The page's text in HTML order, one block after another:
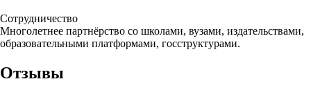
Сотрудничество
Многолетнее партнёрство со школами, вузами, издательствами,
образовательными платформами, госструктурами.
Отзывы